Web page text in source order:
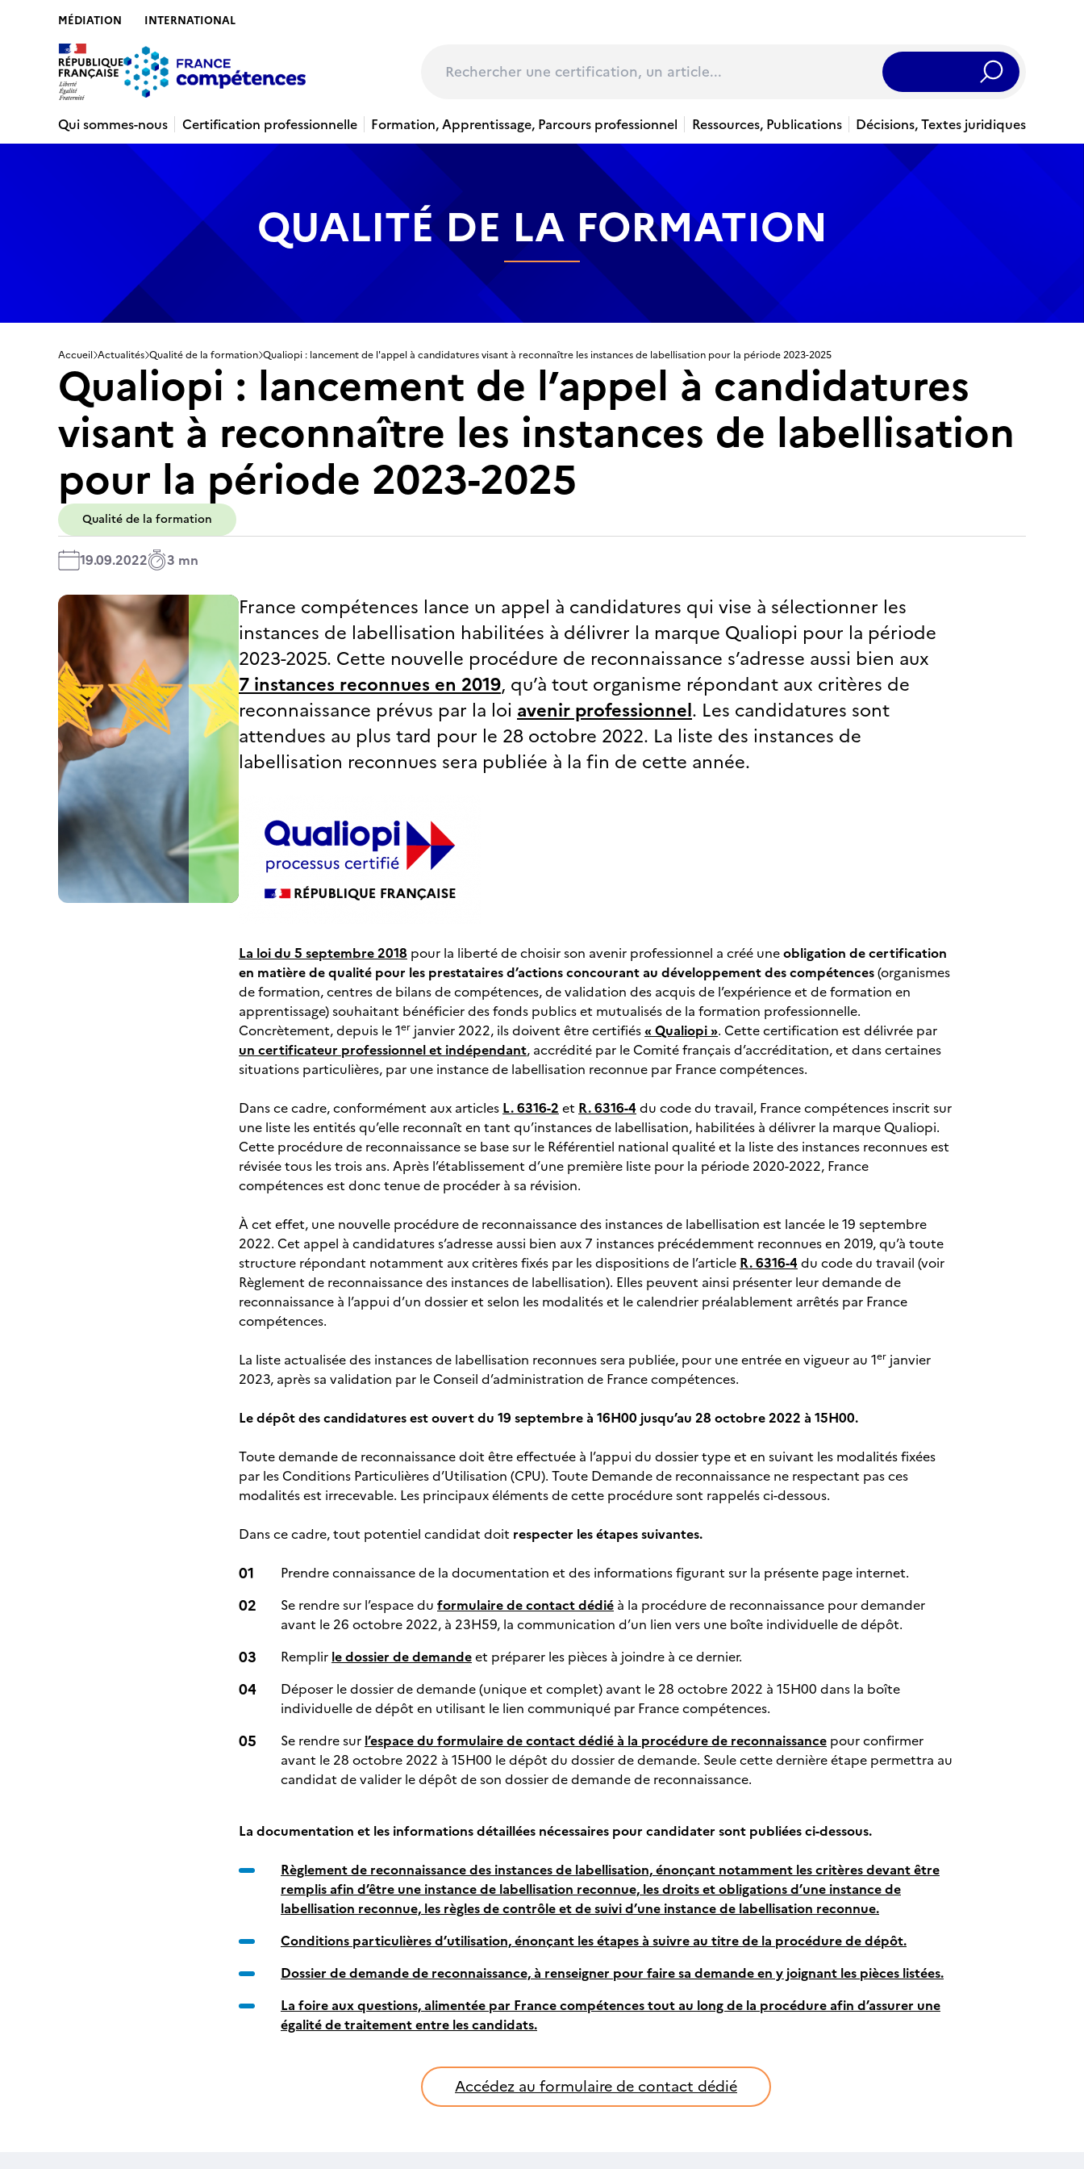
MÉDIATION INTERNATIONAL
Rechercher
Qui sommes-nous
Certification professionnelle Formation, Apprentissage, Parcours professionnel Ressources, Publications Décisions, Textes juridiques
QUALITÉ DE LA FORMATION
Accueil Actualités Qualité de la formation Qualiopi : lancement de l'appel à candidatures visant à reconnaître les instances de labellisation pour la période 2023-2025
Qualiopi : lancement de l’appel à candidatures
visant à reconnaître les instances de labellisation
pour la période 2023-2025
Qualité de la formation
19.09.2022 3 mn
France compétences lance un appel à candidatures qui vise à sélectionner les
instances de labellisation habilitées à délivrer la marque Qualiopi pour la période
2023-2025. Cette nouvelle procédure de reconnaissance s’adresse aussi bien aux
7 instances reconnues en 2019, qu’à tout organisme répondant aux critères de
reconnaissance prévus par la loi avenir professionnel. Les candidatures sont
attendues au plus tard pour le 28 octobre 2022. La liste des instances de
labellisation reconnues sera publiée à la fin de cette année.
La loi du 5 septembre 2018 pour la liberté de choisir son avenir professionnel a créé uneobligation de certification
en matière de qualité pour les prestataires d’actions concourant au développement des compétences(organismes
de formation, centres de bilans de compétences, de validation des acquis de l’expérience et de formation en
apprentissage) souhaitant bénéficier des fonds publics et mutualisés de la formation professionnelle.
Concrètement, depuis le 1er janvier 2022, ils doivent être certifiés« Qualiopi ». Cette certification est délivrée par
un certificateur professionnel et indépendant, accrédité par le Comité français d’accréditation, et dans certaines
situations particulières, par une instance de labellisation reconnue par France compétences.
Dans ce cadre, conformément aux articles L. 6316-2 et R. 6316-4 du code du travail, France compétences inscrit sur
une liste les entités qu’elle reconnaît en tant qu’instances de labellisation, habilitées à délivrer la marque Qualiopi.
Cette procédure de reconnaissance se base sur le Référentiel national qualité et la liste des instances reconnues est
révisée tous les trois ans. Après l’établissement d’une première liste pour la période 2020-2022, France
compétences est donc tenue de procéder à sa révision.
À cet effet, une nouvelle procédure de reconnaissance des instances de labellisation est lancée le 19 septembre
2022. Cet appel à candidatures s’adresse aussi bien aux 7 instances précédemment reconnues en 2019, qu’à toute
structure répondant notamment aux critères fixés par les dispositions de l’article R. 6316-4 du code du travail (voir
Règlement de reconnaissance des instances de labellisation). Elles peuvent ainsi présenter leur demande de
reconnaissance à l’appui d’un dossier et selon les modalités et le calendrier préalablement arrêtés par France
compétences.
La liste actualisée des instances de labellisation reconnues sera publiée, pour une entrée en vigueur au 1er janvier
2023, après sa validation par le Conseil d’administration de France compétences.
Le dépôt des candidatures est ouvert du 19 septembre à 16H00 jusqu’au 28 octobre 2022 à 15H00.
Toute demande de reconnaissance doit être effectuée à l’appui du dossier type et en suivant les modalités fixées
par les Conditions Particulières d’Utilisation (CPU). Toute Demande de reconnaissance ne respectant pas ces
modalités est irrecevable. Les principaux éléments de cette procédure sont rappelés ci-dessous.
Dans ce cadre, tout potentiel candidat doit respecter les étapes suivantes.
Prendre connaissance de la documentation et des informations figurant sur la présente page internet.
Se rendre sur l’espace du formulaire de contact dédié à la procédure de reconnaissance pour demander
avant le 26 octobre 2022, à 23H59, la communication d’un lien vers une boîte individuelle de dépôt.
Remplir le dossier de demandeet préparer les pièces à joindre à ce dernier.
Déposer le dossier de demande (unique et complet) avant le 28 octobre 2022 à 15H00 dans la boîte
individuelle de dépôt en utilisant le lien communiqué par France compétences.
Se rendre sur l’espace du formulaire de contact dédié à la procédure de reconnaissance pour confirmer
avant le 28 octobre 2022 à 15H00 le dépôt du dossier de demande. Seule cette dernière étape permettra au
candidat de valider le dépôt de son dossier de demande de reconnaissance.
La documentation et les informations détaillées nécessaires pour candidater sont publiées ci-dessous.
Règlement de reconnaissance des instances de labellisation,énonçant notamment les critères devant être
remplis afin d’être une instance de labellisation reconnue, les droits et obligations d’une instance de
labellisation reconnue, les règles de contrôle et de suivi d’une instance de labellisation reconnue.
Conditions particulières d’utilisation,énonçant les étapes à suivre au titre de la procédure de dépôt.
Dossier de demande de reconnaissance,à renseigner pour faire sa demande en y joignant les pièces listées.
La foire aux questions,alimentée par France compétences tout au long de la procédure afin d’assurer une
égalité de traitement entre les candidats.
Accédez au formulaire de contact dédié